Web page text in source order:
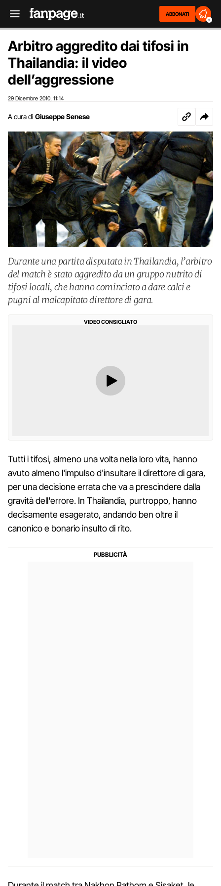
ABBONATI
2
Arbitro aggredito dai tifosi in
Thailandia: il video
dell’aggressione
29 Dicembre 2010 11:14
A cura di Giuseppe Senese
Durante una partita disputata in Thailandia, l’arbitro
del match è stato aggredito da un gruppo nutrito di
tifosi locali, che hanno cominciato a dare calci e
pugni al malcapitato direttore di gara.
VIDEO CONSIGLIATO
Tutti i tifosi, almeno una volta nella loro vita, hanno
avuto almeno l'impulso d'insultare il direttore di gara,
per una decisione errata che va a prescindere dalla
gravità dell'errore. In Thailandia, purtroppo, hanno
decisamente esagerato, andando ben oltre il
canonico e bonario insulto di rito.